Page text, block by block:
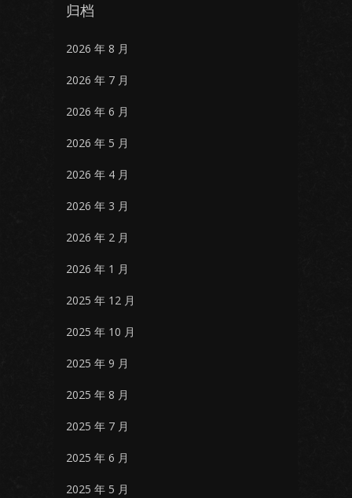
归档
2026 年 8 月
2026 年 7 月
2026 年 6 月
2026 年 5 月
2026 年 4 月
2026 年 3 月
2026 年 2 月
2026 年 1 月
2025 年 12 月
2025 年 10 月
2025 年 9 月
2025 年 8 月
2025 年 7 月
2025 年 6 月
2025 年 5 月